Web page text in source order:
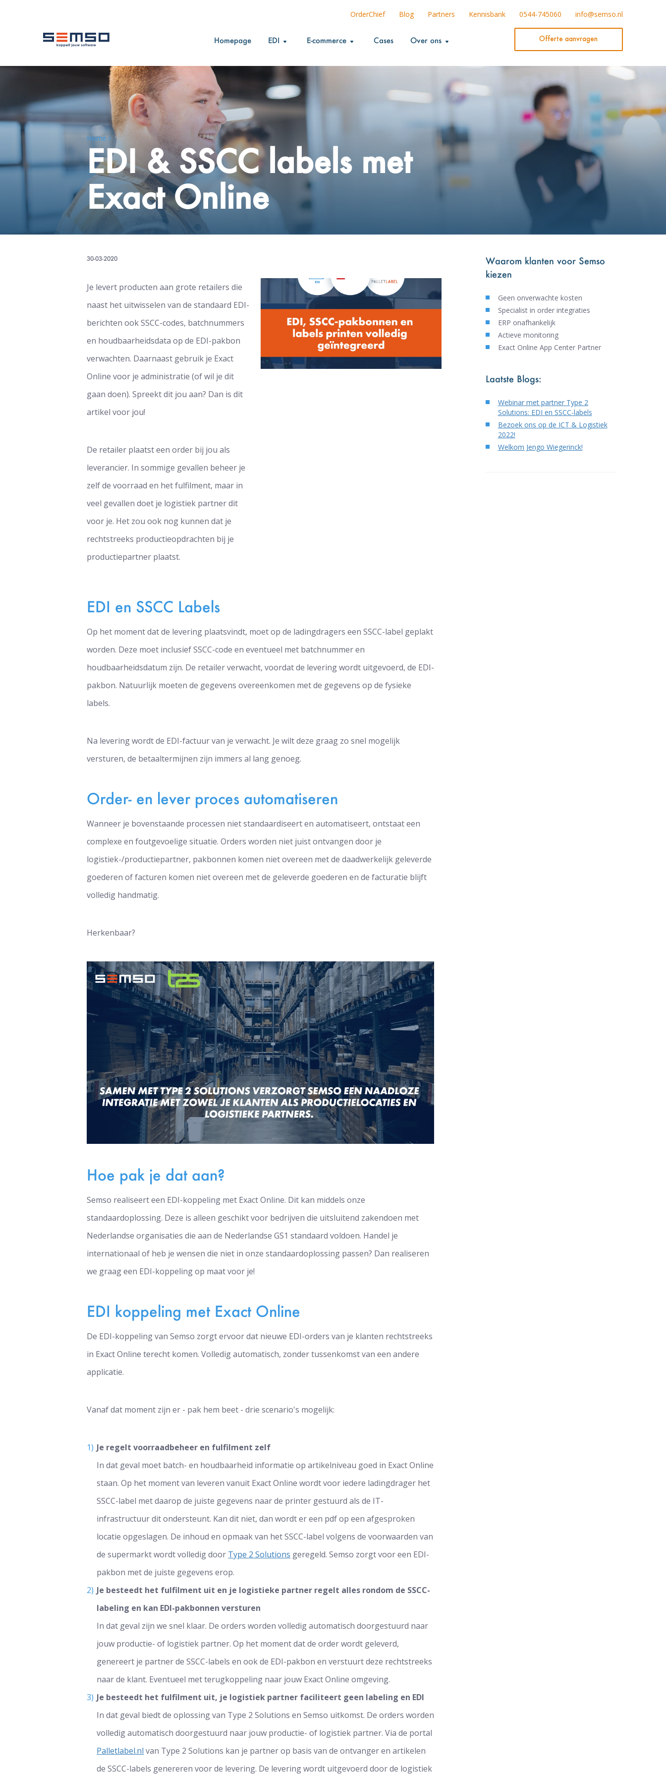
OrderChief Blog Partners Kennisbank 0544-745060 info@semso.nl
Homepage EDI E-commerce Cases Over ons Offerte aanvragen
Home /
EDI & SSCC labels met
Exact Online
30-03-2020
Je levert producten aan grote retailers die
naast het uitwisselen van de standaard EDI-
berichten ook SSCC-codes, batchnummers
en houdbaarheidsdata op de EDI-pakbon
verwachten. Daarnaast gebruik je Exact
Online voor je administratie (of wil je dit
gaan doen). Spreekt dit jou aan? Dan is dit
artikel voor jou!
De retailer plaatst een order bij jou als
leverancier. In sommige gevallen beheer je
zelf de voorraad en het fulfilment, maar in
veel gevallen doet je logistiek partner dit
voor je. Het zou ook nog kunnen dat je
rechtstreeks productieopdrachten bij je
productiepartner plaatst.
EDI en SSCC Labels
Op het moment dat de levering plaatsvindt, moet op de ladingdragers een SSCC-label geplakt
worden. Deze moet inclusief SSCC-code en eventueel met batchnummer en
houdbaarheidsdatum zijn. De retailer verwacht, voordat de levering wordt uitgevoerd, de EDI-
pakbon. Natuurlijk moeten de gegevens overeenkomen met de gegevens op de fysieke
labels.
Na levering wordt de EDI-factuur van je verwacht. Je wilt deze graag zo snel mogelijk
versturen, de betaaltermijnen zijn immers al lang genoeg.
Order- en lever proces automatiseren
Wanneer je bovenstaande processen niet standaardiseert en automatiseert, ontstaat een
complexe en foutgevoelige situatie. Orders worden niet juist ontvangen door je
logistiek-/productiepartner, pakbonnen komen niet overeen met de daadwerkelijk geleverde
goederen of facturen komen niet overeen met de geleverde goederen en de facturatie blijft
volledig handmatig.
Herkenbaar?
Hoe pak je dat aan?
Semso realiseert een EDI-koppeling met Exact Online. Dit kan middels onze
standaardoplossing. Deze is alleen geschikt voor bedrijven die uitsluitend zakendoen met
Nederlandse organisaties die aan de Nederlandse GS1 standaard voldoen. Handel je
internationaal of heb je wensen die niet in onze standaardoplossing passen? Dan realiseren
we graag een EDI-koppeling op maat voor je!
EDI koppeling met Exact Online
De EDI-koppeling van Semso zorgt ervoor dat nieuwe EDI-orders van je klanten rechtstreeks
in Exact Online terecht komen. Volledig automatisch, zonder tussenkomst van een andere
applicatie.
Vanaf dat moment zijn er - pak hem beet - drie scenario's mogelijk:
Je regelt voorraadbeheer en fulfilment zelf
In dat geval moet batch- en houdbaarheid informatie op artikelniveau goed in Exact Online
staan. Op het moment van leveren vanuit Exact Online wordt voor iedere ladingdrager het
SSCC-label met daarop de juiste gegevens naar de printer gestuurd als de IT-
infrastructuur dit ondersteunt. Kan dit niet, dan wordt er een pdf op een afgesproken
locatie opgeslagen. De inhoud en opmaak van het SSCC-label volgens de voorwaarden van
de supermarkt wordt volledig door Type 2 Solutions geregeld. Semso zorgt voor een EDI-
pakbon met de juiste gegevens erop.
Je besteedt het fulfilment uit en je logistieke partner regelt alles rondom de SSCC-
labeling en kan EDI-pakbonnen versturen
In dat geval zijn we snel klaar. De orders worden volledig automatisch doorgestuurd naar
jouw productie- of logistiek partner. Op het moment dat de order wordt geleverd,
genereert je partner de SSCC-labels en ook de EDI-pakbon en verstuurt deze rechtstreeks
naar de klant. Eventueel met terugkoppeling naar jouw Exact Online omgeving.
Je besteedt het fulfilment uit, je logistiek partner faciliteert geen labeling en EDI
In dat geval biedt de oplossing van Type 2 Solutions en Semso uitkomst. De orders worden
volledig automatisch doorgestuurd naar jouw productie- of logistiek partner. Via de portal
Palletlabel.nl van Type 2 Solutions kan je partner op basis van de ontvanger en artikelen
de SSCC-labels genereren voor de levering. De levering wordt uitgevoerd door de logistiek
Waarom klanten voor Semso
kiezen
Geen onverwachte kosten
Specialist in order integraties
ERP onafhankelijk
Actieve monitoring
Exact Online App Center Partner
Laatste Blogs:
Webinar met partner Type 2
Solutions: EDI en SSCC-labels
Bezoek ons op de ICT & Logistiek
2022!
Welkom Jengo Wiegerinck!